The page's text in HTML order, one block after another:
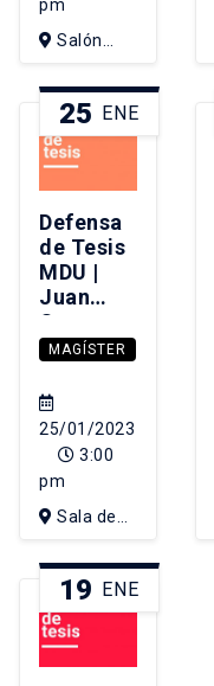
pm
Salón
Larraín
25 ENE
Defensa
de Tesis
MDU |
Juan
Correa
Parra
MAGÍSTER
25/01/2023
3:00
pm
Sala de
IEUT, 4to
piso edificio
de Diseño
19 ENE